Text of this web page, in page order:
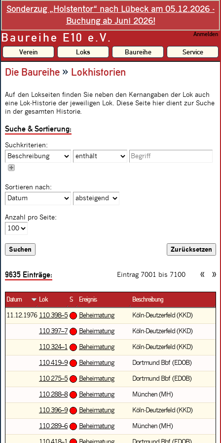
Sonderzug „Holstentor“ nach Lübeck am 05.12.2026 -
Buchung ab Juni 2026!
Baureihe E10 e.V. Anmelden
Verein Loks Baureihe Service
Die Baureihe » Lokhistorien
Auf den Lokseiten finden Sie neben den Kernangaben der Lok auch
eine Lok-Historie der jeweiligen Lok. Diese Seite hier dient zur Suche
in der gesamten Historie.
Suche & Sortierung:
Suchkriterien:
Sortieren nach:
Anzahl pro Seite:
9635 Einträge: Eintrag 7001 bis 7100 « »
Datum Lok S Ereignis Beschreibung
11.12.1976 110 398–5 Beheimatung Köln-Deutzerfeld (KKD)
110 397–7 Beheimatung Köln-Deutzerfeld (KKD)
110 324–1 Beheimatung Köln-Deutzerfeld (KKD)
110 419–9 Beheimatung Dortmund Bbf (EDOB)
110 275–5 Beheimatung Dortmund Bbf (EDOB)
110 288–8 Beheimatung München (MH)
110 396–9 Beheimatung Köln-Deutzerfeld (KKD)
110 289–6 Beheimatung München (MH)